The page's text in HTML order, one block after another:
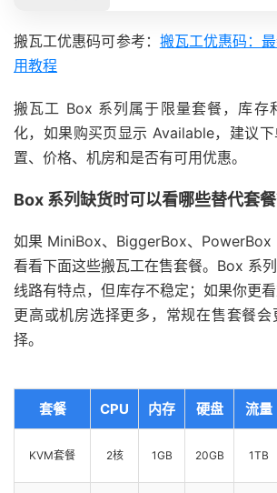
搬瓦工优惠码可参考： 搬瓦工优惠码：
用教程
搬瓦工 Box 系列属于限量套餐，库存
化，如果购买页显示 Available，建议
置、价格、机房和是否有可用优惠。
Box 系列缺货时可以看哪些替代套餐
如果 MiniBox、BiggerBox、PowerBox
看看下面这些搬瓦工在售套餐。Box 系列
线路有特点，但库存不稳定；如果你更
更高或机房选择更多，常规在售套餐
择。
套餐 CPU 内存 硬盘 流量
KVM套餐 2核 1GB 20GB 1TB